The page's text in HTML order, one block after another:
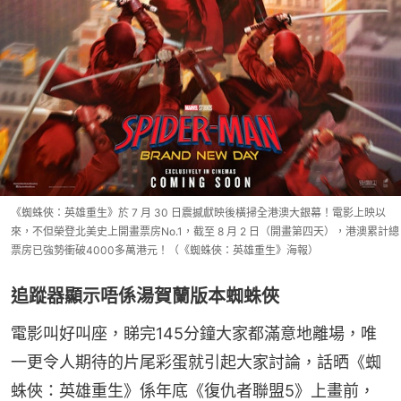
《蜘蛛俠：英雄重生》於 7 月 30 日震撼獻映後橫掃全港澳大銀幕！電影上映以
來，不但榮登北美史上開畫票房No.1，截至 8 月 2 日（開畫第四天），港澳累計總
票房已強勢衝破4000多萬港元！（《蜘蛛俠：英雄重生》海報）
追蹤器顯示唔係湯賀蘭版本蜘蛛俠
電影叫好叫座，睇完145分鐘大家都滿意地離場，唯
一更令人期待的片尾彩蛋就引起大家討論，話晒《蜘
蛛俠：英雄重生》係年底《復仇者聯盟5》上畫前，